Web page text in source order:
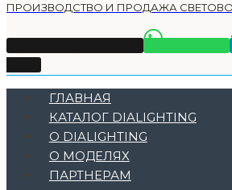
ПРОИЗВОДСТВО И ПРОДАЖА
ГЛАВНАЯ
КАТАЛОГ DIALIGHTING
О DIALIGHTING
О МОДЕЛЯХ
ПАРТНЕРАМ